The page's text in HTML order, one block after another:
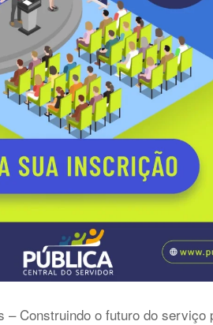
– Construindo o futuro do serviço